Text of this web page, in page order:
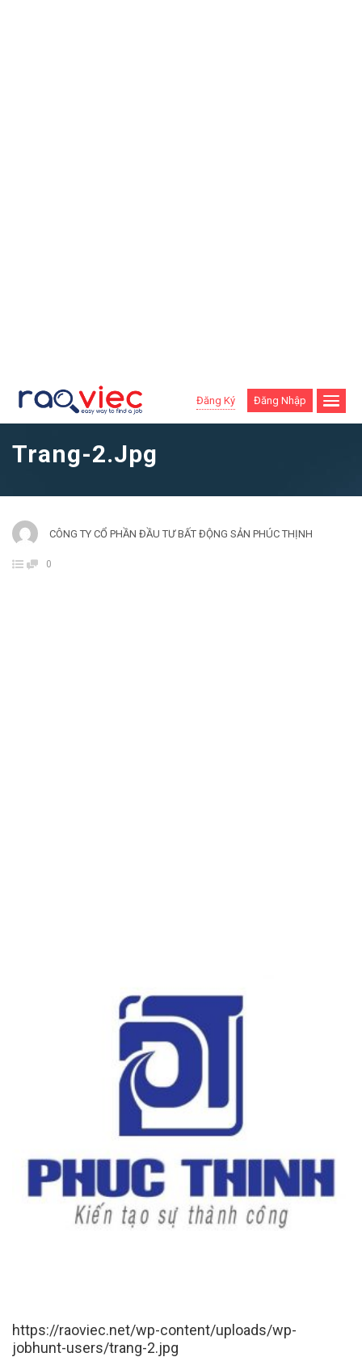
Đăng Ký Đăng Nhập
Trang-2.jpg
CÔNG TY CỔ PHẦN ĐẦU TƯ BẤT ĐỘNG SẢN PHÚC THỊNH
0
https://raoviec.net/wp-content/uploads/wp-
jobhunt-users/trang-2.jpg